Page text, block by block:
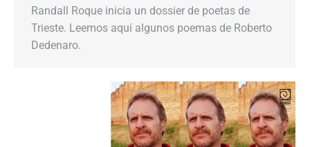
Randall Roque inicia un dossier de poetas de
Trieste. Leemos aquí algunos poemas de Roberto
Dedenaro.